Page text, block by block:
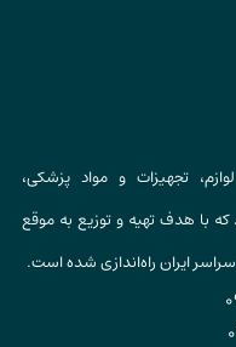
تجهیزات و مواد پزشکی،
با هدف تهیه و توزیع به موقع
ایران راه‌اندازی شده است.